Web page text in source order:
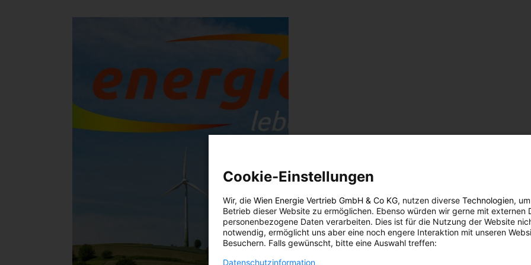
Cookie-Einstellungen
Wir, die Wien Energie Vertrieb GmbH & Co KG, nutzen diverse Technologien,
Betrieb dieser Website zu ermöglichen. Ebenso würden wir gerne mit externen
personenbezogene Daten verarbeiten. Dies ist für die Nutzung der Website
notwendig, ermöglicht uns aber eine noch engere Interaktion mit unseren
Besuchern. Falls gewünscht, bitte eine Auswahl treffen:
Datenschutzinformation